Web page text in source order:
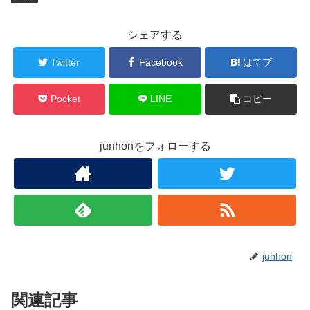
シェアする
Twitter Facebook はてブ
Pocket LINE コピー
junhonをフォローする
junhon
関連記事